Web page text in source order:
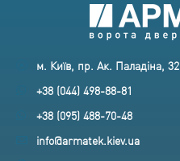
м. Київ, пр. Ак. Паладіна, 32
+38 (044) 498-88-81
+38 (095) 488-70-48
info@armatek.kiev.ua